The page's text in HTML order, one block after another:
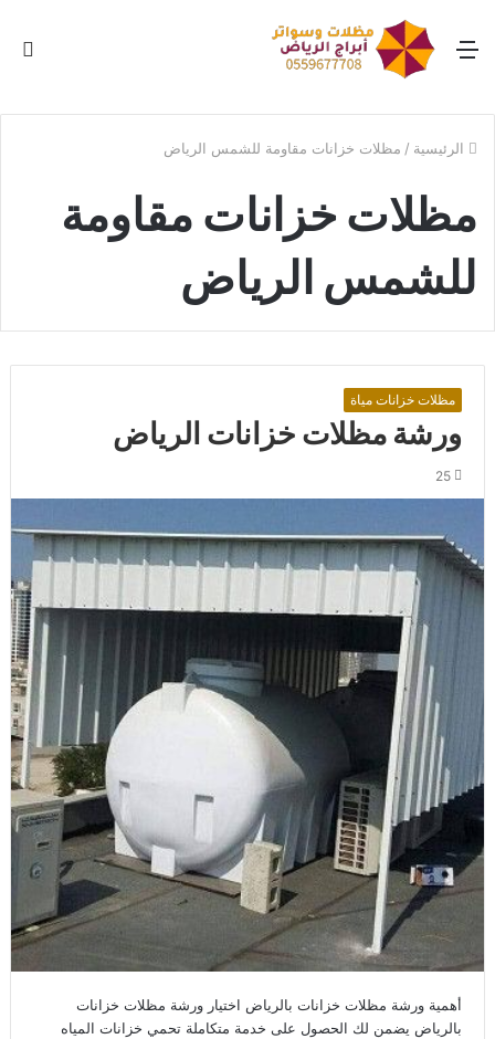
القائمة
الرئيسية / مظلات خزانات مقاومة للشمس الرياض
مظلات خزانات مقاومة
للشمس الرياض
مظلات خزانات مياة
ورشة مظلات خزانات الرياض
25
أهمية ورشة مظلات خزانات بالرياض اختيار ورشة مظلات خزانات
بالرياض يضمن لك الحصول على خدمة متكاملة تحمي خزانات المياه